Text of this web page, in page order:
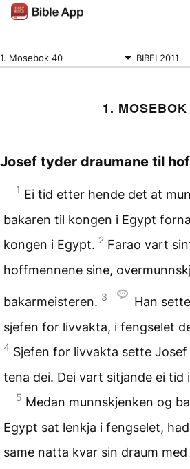
1. Mosebok 40 BIBEL2011
1.
Josef tyder draumane til
1 Ei tid etter hende det at
bakaren til kongen i Egypt
kongen i Egypt. 2 Farao vart
hoffmennene sine,
bakarmeisteren. 3
Han
sjefen for livvakta, i fengselet
4 Sjefen for livvakta sette
tena dei. Dei vart sitjande ei tid
5 Medan munnskjenken og
Egypt sat lenkja i fengselet,
same natta kvar sin draum